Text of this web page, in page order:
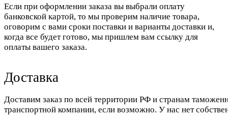
Если при оформлении заказа вы выбрали оплату
банковской картой, то мы проверим наличие товара,
оговорим с вами сроки поставки и варианты доставки и,
когда все будет готово, мы пришлем вам ссылку для
оплаты вашего заказа.
Доставка
Доставим заказ по всей территории РФ и странам
транспортной компании, если возможно. У нас нет